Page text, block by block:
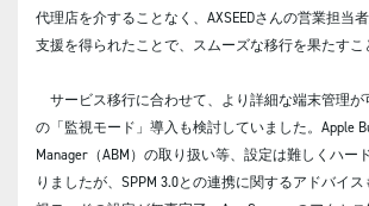
代理店を介することなく、AXSEEDさんの営業担当
支援を得られたことで、スムーズな移行を果たすこ
サービス移行に合わせて、より詳細な端末管理が
の「監視モード」導入も検討していました。Apple
Manager（ABM）の取り扱い等、設定は難しくハー
りましたが、SPPM 3.0との連携に関するアドバイ